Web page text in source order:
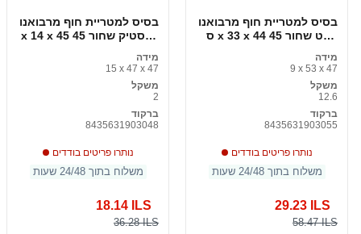
בסיס למטריית חוף מרבואנו
פלסטיק שחור 45 x 14 x 45
מידה
15 x 47 x 47
משקל
2
ברקוד
8435631903048
נותרו פריטים בודדים
משלוח בתוך 24/48 שעות
18.14 ILS
36.28 ILS
בסיס למטריית חוף מרבואנו
מלט שחור 45 x 33 x 44 ס
מידה
9 x 53 x 47
משקל
12.6
ברקוד
8435631903055
נותרו פריטים בודדים
משלוח בתוך 24/48 שעות
29.23 ILS
58.47 ILS